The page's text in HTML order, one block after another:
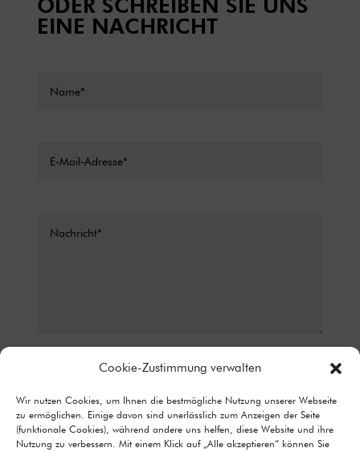
Cookie-Zustimmung verwalten
Wir nutzen Cookies, um Ihnen die bestmögliche Nutzung unserer Webseite
zu ermöglichen. Einige davon sind unerlässlich zum Anzeigen der Seite
(funktionale Cookies), während andere uns helfen, diese Website und ihre
Nutzung zu verbessern. Mit einem Klick auf „Alle akzeptieren“ können Sie
ODER SCHREIBEN SIE UNS
EINE NACHRICHT
KONTAKTFORMULAR ZUR BEANTWORTUNG MEINER ANFRAGE
ERHOBEN UND VERARBEITET WERDEN. DETAILLIERTE
INFORMATIONEN ZUM UMGANG MIT NUTZERDATEN FINDEN SIE IN
UNSERER DATENSCHUTZERKLÄRUNG.